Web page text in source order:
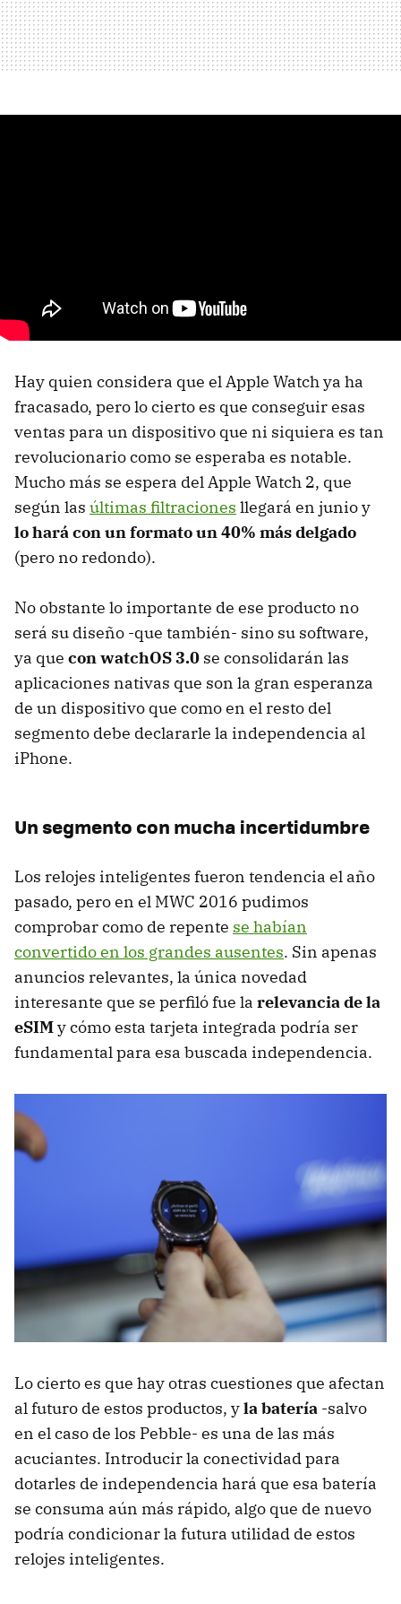
Hay quien considera que el Apple Watch ya ha
fracasado, pero lo cierto es que conseguir esas
ventas para un dispositivo que ni siquiera es tan
revolucionario como se esperaba es notable.
Mucho más se espera del Apple Watch 2, que
según las últimas filtraciones llegará en junio y
lo hará con un formato un 40% más delgado
(pero no redondo).
No obstante lo importante de ese producto no
será su diseño -que también- sino su software,
ya que con watchOS 3.0 se consolidarán las
aplicaciones nativas que son la gran esperanza
de un dispositivo que como en el resto del
segmento debe declararle la independencia al
iPhone.
Un segmento con mucha incertidumbre
Los relojes inteligentes fueron tendencia el año
pasado, pero en el MWC 2016 pudimos
comprobar como de repente se habían
convertido en los grandes ausentes. Sin apenas
anuncios relevantes, la única novedad
interesante que se perfiló fue la relevancia de la
eSIMy cómo esta tarjeta integrada podría ser
fundamental para esa buscada independencia.
Lo cierto es que hay otras cuestiones que afectan
al futuro de estos productos, yla batería -salvo
en el caso de los Pebble- es una de las más
acuciantes. Introducir la conectividad para
dotarles de independencia hará que esa batería
se consuma aún más rápido, algo que de nuevo
podría condicionar la futura utilidad de estos
relojes inteligentes.